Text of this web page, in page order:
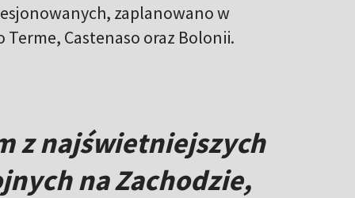
zaplanowano w
Castenaso oraz Bolonii.
z najświetniejszych
na Zachodzie,